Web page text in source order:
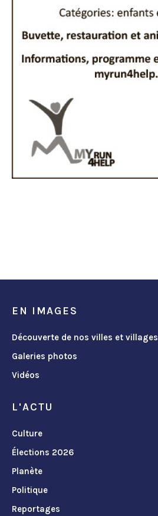
EN IMAGES
Découverte de nos villes et villages
Galeries photos
Vidéos
L'ACTU
Culture
Élections 2026
Planète
Politique
Reportages